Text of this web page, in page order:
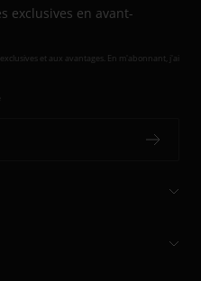
exclusives en avant-
et aux avantages. En m'abonnant, j'ai